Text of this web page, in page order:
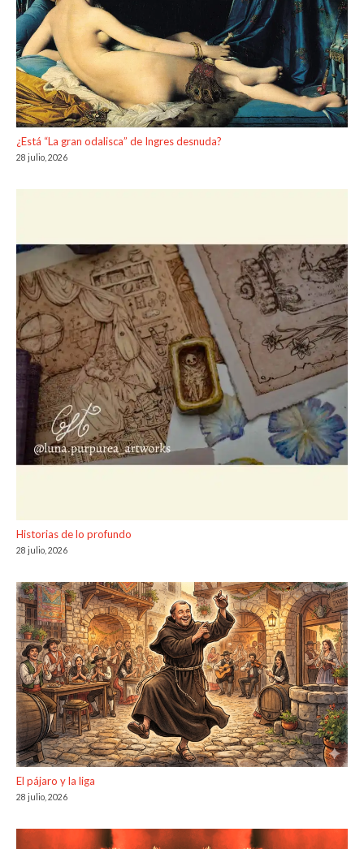
¿Está “La gran odalisca” de Ingres desnuda?
28 julio, 2026
Historias de lo profundo
28 julio, 2026
El pájaro y la liga
28 julio, 2026